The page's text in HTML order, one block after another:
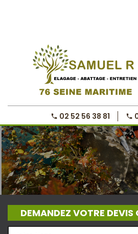
02 52 56 38 81
DEMANDEZ VOTRE